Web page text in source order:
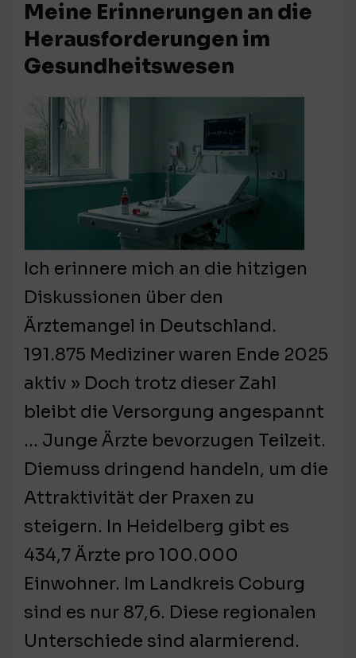
Meine Erinnerungen an die
Herausforderungen im
Gesundheitswesen
Ich erinnere mich an die hitzigen
Diskussionen über den
Ärztemangel in Deutschland.
191.875 Mediziner waren Ende 2025
aktiv » Doch trotz dieser Zahl
bleibt die Versorgung angespannt
… Junge Ärzte bevorzugen Teilzeit.
Diemuss dringend handeln, um die
Attraktivität der Praxen zu
steigern. In Heidelberg gibt es
434,7 Ärzte pro 100.000
Einwohner. Im Landkreis Coburg
sind es nur 87,6. Diese regionalen
Unterschiede sind alarmierend.